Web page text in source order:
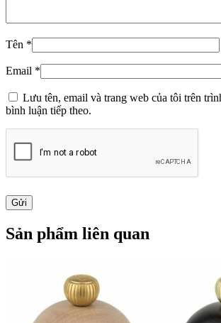
Tên *
Email *
Lưu tên, email và trang web của tôi trên
bình luận tiếp theo.
Sản phẩm liên quan